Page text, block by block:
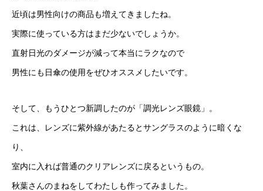
近頃は男性向けの商品も増えてきましたね。
実際に使っている方はまだ少ないでしょうか。
直射日光のダメージが減って本当にラクなので
男性にも日傘の使用をぜひオススメしたいです。
そして、もうひとつ新調したのが「調光レンズ眼鏡」。
これは、レンズに紫外線があたるとサングラスのように暗くな
り、
室内に入れば普通のクリアレンズに戻るというもの。
秋葉さんのまねをしてわたしも作ってみました。